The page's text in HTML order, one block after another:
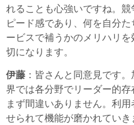
れることも心強いですね。
ピード感であり、何を自分
ービスで補うかのメリハリ
切になります。
伊藤 ：皆さんと同意見です
界では各分野でリーダー的
まず間違いありません。利
せられて機能が磨かれてい